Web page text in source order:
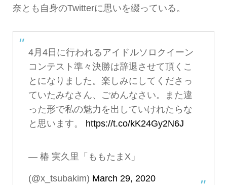
奈とも自身のTwitterに思いを綴っている。
4月4日に行われるアイドルソロクイーン
コンテスト準々決勝は辞退させて頂くこ
とになりました。楽しみにしてくださっ
ていたみなさん、ごめんなさい。また違
った形で私の魅力を出していけれたらな
と思います。 https://t.co/kK24Gy2N6J
— 椿 実久里「ももたまX」
(@x_tsubakim) March 29, 2020